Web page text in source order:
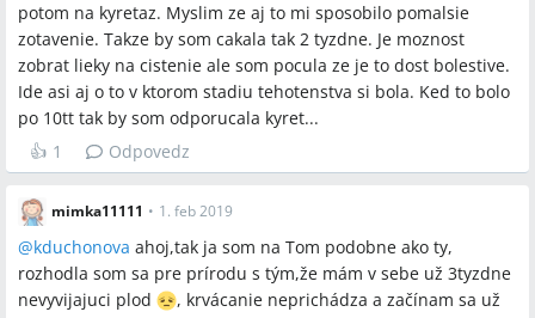
potom na kyretaz. Myslim ze aj to mi sposobilo pomalsie
zotavenie. Takze by som cakala tak 2 tyzdne. Je moznost
zobrat lieky na cistenie ale som pocula ze je to dost bolestive.
Ide asi aj o to v ktorom stadiu tehotenstva si bola. Ked to bolo
po 10tt tak by som odporucala kyret...
👍 1 Odpovedz
mimka11111 • 1. feb 2019
@kduchonova ahoj,tak ja som na Tom podobne ako ty,
rozhodla som sa pre prírodu s tým,že mám v sebe už 3tyzdne
nevyvijajuci plod
, krvácanie neprichádza a začínam sa už